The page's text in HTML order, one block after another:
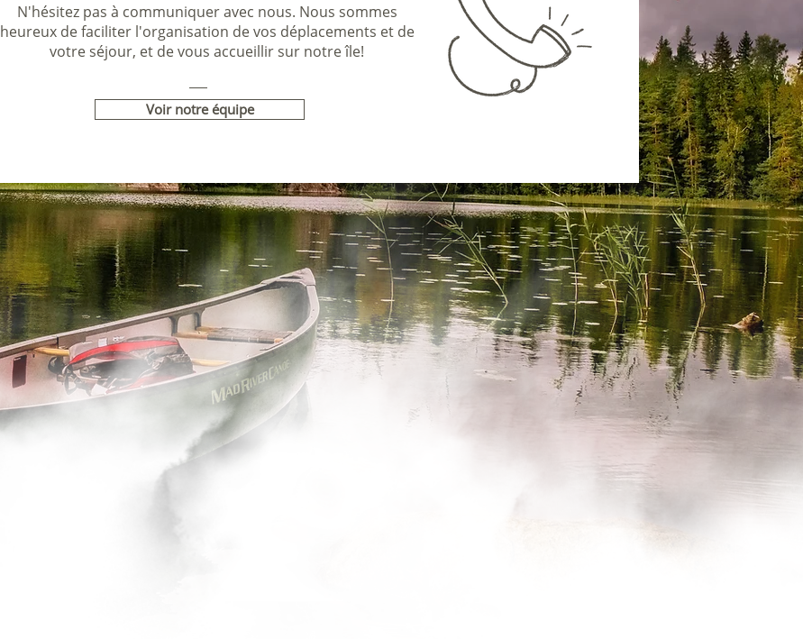
N'hésitez pas à communiquer avec nous. Nous sommes
heureux de faciliter l'organisation de vos déplacements et de
votre séjour, et de vous accueillir sur notre île!
Voir notre équipe